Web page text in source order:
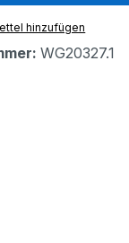
hinzufügen
WG20327.1